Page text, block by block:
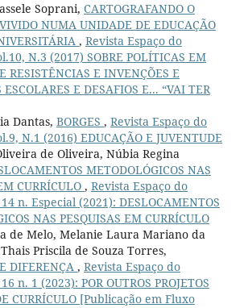
Soprani, CARTOGRAFANDO O
NUMA UNIDADE DE EDUCAÇÃO
, Revista Espaço do
N.3 (2017) SOBRE POLÍTICAS EM
RESISTÊNCIAS E INVENÇÕES E
E DESAFIOS E... “VAI TER
Dantas, BORGES , Revista Espaço do
N.1 (2016) EDUCAÇÃO E JUVENTUDE
de Oliveira, Núbia Regina
METODOLÓGICOS NAS
CURRÍCULO , Revista Espaço do
n. Especial (2021): DESLOCAMENTOS
NAS PESQUISAS EM CURRÍCULO
de Melo, Melanie Laura Mariano da
Priscila de Souza Torres,
DIFERENÇA , Revista Espaço do
n. 1 (2023): POR OUTROS PROJETOS
CURRÍCULO [Publicação em Fluxo